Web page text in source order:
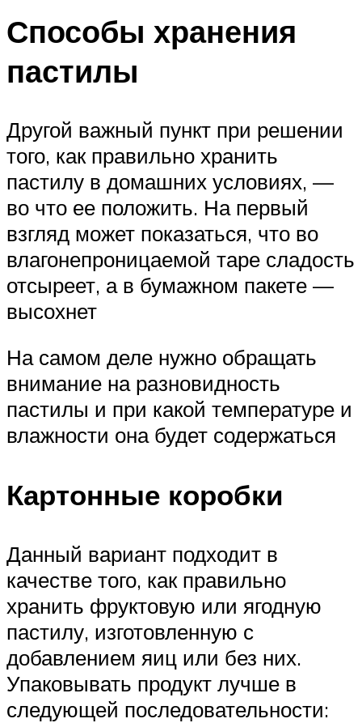
Способы хранения
пастилы
Другой важный пункт при решении
того, как правильно хранить
пастилу в домашних условиях, —
во что ее положить. На первый
взгляд может показаться, что во
влагонепроницаемой таре сладость
отсыреет, а в бумажном пакете —
высохнет
На самом деле нужно обращать
внимание на разновидность
пастилы и при какой температуре и
влажности она будет содержаться
Картонные коробки
Данный вариант подходит в
качестве того, как правильно
хранить фруктовую или ягодную
пастилу, изготовленную с
добавлением яиц или без них.
Упаковывать продукт лучше в
следующей последовательности: